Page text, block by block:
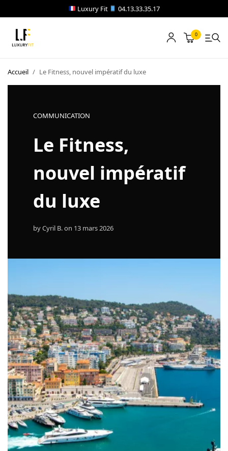
Luxury Fit 04.13.33.35.17
0
Accueil / Le Fitness, nouvel impératif du luxe
COMMUNICATION
Le Fitness,
nouvel impératif
du luxe
byCyril B.on 13 mars 2026
LOCATION
Boutique
A propos